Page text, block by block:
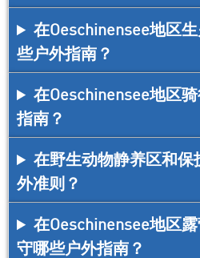
在Oeschinensee地区
些户外指南？
在Oeschinensee地区
指南？
在野生动物静养区和
外准则？
在Oeschinensee地区
守哪些户外指南？